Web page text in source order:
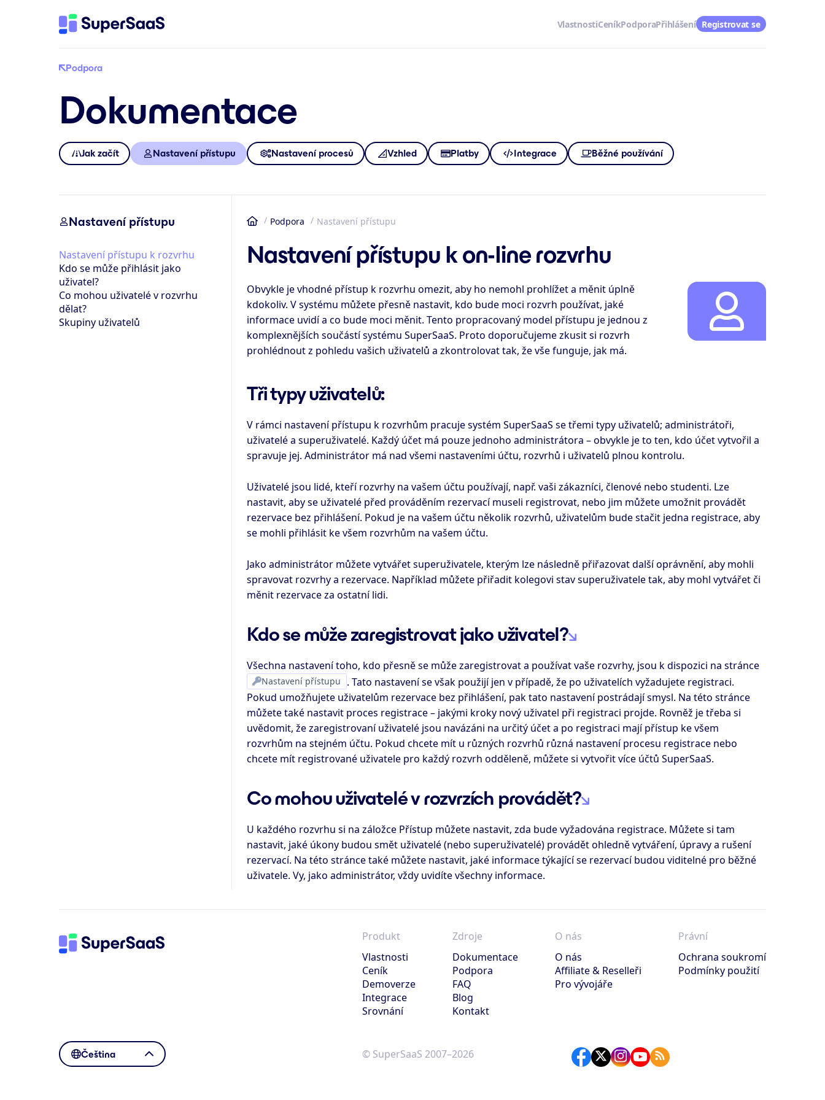
VlastnostiCeníkPodporaPřihlášení Registrovat se
Podpora
Dokumentace
Jak začít Nastavení přístupu Nastavení procesů Vzhled Platby Integrace Běžné používání
Nastavení přístupu
Nastavení přístupu k rozvrhu
Kdo se může přihlásit jako
uživatel?
Co mohou uživatelé v rozvrhu
dělat?
Skupiny uživatelů
Domů
Podpora Nastavení přístupu
Nastavení přístupu k on-line rozvrhu
Obvykle je vhodné přístup k rozvrhu omezit, aby ho nemohl prohlížet a měnit úplně
kdokoliv. V systému můžete přesně nastavit, kdo bude moci rozvrh používat, jaké
informace uvidí a co bude moci měnit. Tento propracovaný model přístupu je jednou z
komplexnějších součástí systému SuperSaaS. Proto doporučujeme zkusit si rozvrh
prohlédnout z pohledu vašich uživatelů a zkontrolovat tak, že vše funguje, jak má.
Tři typy uživatelů:
V rámci nastavení přístupu k rozvrhům pracuje systém SuperSaaS se třemi typy uživatelů; administrátoři,
uživatelé a superuživatelé. Každý účet má pouze jednoho administrátora – obvykle je to ten, kdo účet vytvořil a
spravuje jej. Administrátor má nad všemi nastaveními účtu, rozvrhů i uživatelů plnou kontrolu.
Uživatelé jsou lidé, kteří rozvrhy na vašem účtu používají, např. vaši zákazníci, členové nebo studenti. Lze
nastavit, aby se uživatelé před prováděním rezervací museli registrovat, nebo jim můžete umožnit provádět
rezervace bez přihlášení. Pokud je na vašem účtu několik rozvrhů, uživatelům bude stačit jedna registrace, aby
se mohli přihlásit ke všem rozvrhům na vašem účtu.
Jako administrátor můžete vytvářet superuživatele, kterým lze následně přiřazovat další oprávnění, aby mohli
spravovat rozvrhy a rezervace. Například můžete přiřadit kolegovi stav superuživatele tak, aby mohl vytvářet či
měnit rezervace za ostatní lidi.
Kdo se může zaregistrovat jako uživatel?
Všechna nastavení toho, kdo přesně se může zaregistrovat a používat vaše rozvrhy, jsou k dispozici na stránce
Nastavení přístupu
. Tato nastavení se však použijí jen v případě, že po uživatelích vyžadujete registraci.
Pokud umožňujete uživatelům rezervace bez přihlášení, pak tato nastavení postrádají smysl. Na této stránce
můžete také nastavit proces registrace – jakými kroky nový uživatel při registraci projde. Rovněž je třeba si
uvědomit, že zaregistrovaní uživatelé jsou navázáni na určitý účet a po registraci mají přístup ke všem
rozvrhům na stejném účtu. Pokud chcete mít u různých rozvrhů různá nastavení procesu registrace nebo
chcete mít registrované uživatele pro každý rozvrh odděleně, můžete si vytvořit více účtů SuperSaaS.
Co mohou uživatelé v rozvrzích provádět?
U každého rozvrhu si na záložce Přístup můžete nastavit, zda bude vyžadována registrace. Můžete si tam
nastavit, jaké úkony budou smět uživatelé (nebo superuživatelé) provádět ohledně vytváření, úpravy a rušení
rezervací. Na této stránce také můžete nastavit, jaké informace týkající se rezervací budou viditelné pro běžné
uživatele. Vy, jako administrátor, vždy uvidíte všechny informace.
Produkt
Vlastnosti
Ceník
Demoverze
Integrace
Srovnání
Zdroje
Dokumentace
Podpora
FAQ
Blog
Kontakt
O nás
O nás
Affiliate & Reselleři
Pro vývojáře
Právní
Ochrana soukromí
Podmínky použití
Čeština © SuperSaaS 2007–2026